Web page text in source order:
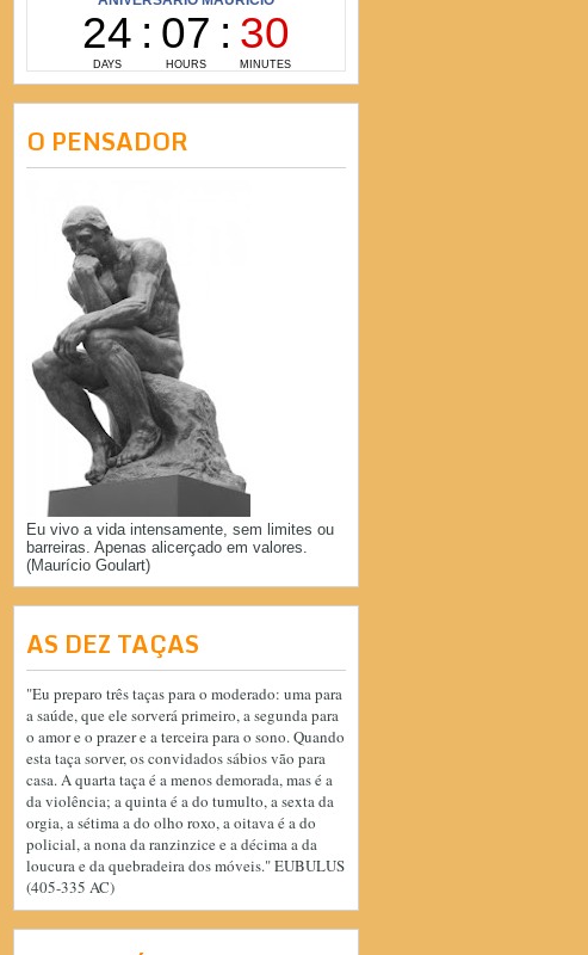
O PENSADOR
Eu vivo a vida intensamente, sem limites ou
barreiras. Apenas alicerçado em valores.
(Maurício Goulart)
AS DEZ TAÇAS
"Eu preparo três taças para o moderado: uma para
a saúde, que ele sorverá primeiro, a segunda para
o amor e o prazer e a terceira para o sono. Quando
esta taça sorver, os convidados sábios vão para
casa. A quarta taça é a menos demorada, mas é a
da violência; a quinta é a do tumulto, a sexta da
orgia, a sétima a do olho roxo, a oitava é a do
policial, a nona da ranzinzice e a décima a da
loucura e da quebradeira dos móveis." EUBULUS
(405-335 AC)